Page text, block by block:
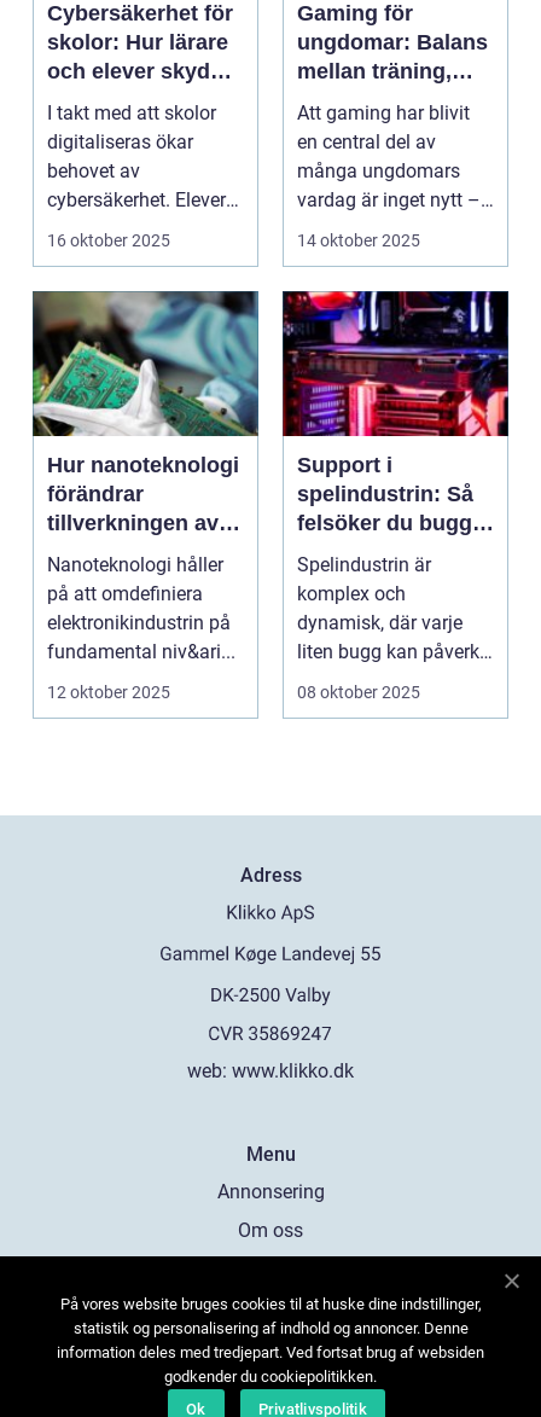
Cybersäkerhet för
skolor: Hur lärare
och elever skyddar
sina data
I takt med att skolor
digitaliseras ökar
behovet av
cybersäkerhet. Elever
och lärare ...
16 oktober 2025
Gaming för
ungdomar: Balans
mellan träning,
skola och socialt
Att gaming har blivit
en central del av
många ungdomars
vardag är inget nytt –
men ...
14 oktober 2025
Hur nanoteknologi
förändrar
tillverkningen av
elektronik
Nanoteknologi håller
på att omdefiniera
elektronikindustrin på
fundamental niv&ari...
12 oktober 2025
Support i
spelindustrin: Så
felsöker du buggar
och förbättrar
spelupplevelsen
Spelindustrin är
komplex och
dynamisk, där varje
liten bugg kan påverka
spelupplevel...
08 oktober 2025
Adress
web: www.klikko.dk
Menu
Annonsering
Om oss
Kontakta oss
Sitemap
På vores website bruges cookies til at huske dine indstillinger,
statistik og personalisering af indhold og annoncer. Denne
information deles med tredjepart. Ved fortsat brug af websiden
godkender du cookiepolitikken.
Ok
Privatlivspolitik